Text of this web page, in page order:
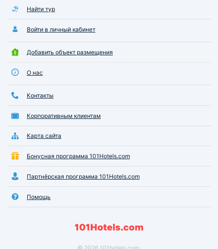
Найти тур
Войти в личный кабинет
Добавить объект размещения
О нас
Контакты
Корпоративным клиентам
Карта сайта
Бонусная программа 101Hotels.com
Партнёрская программа 101Hotels.com
Помощь